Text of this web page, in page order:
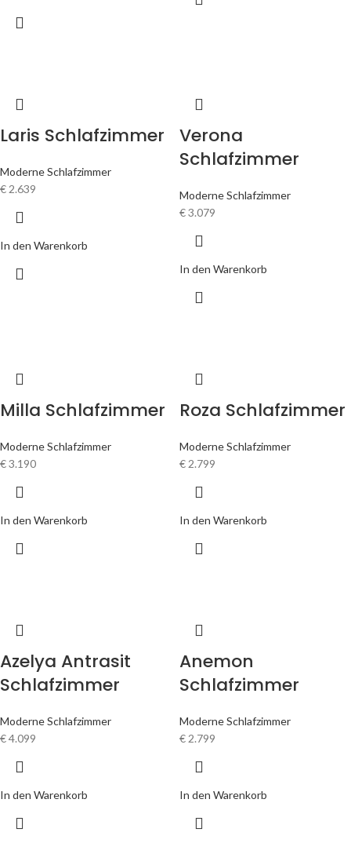
Laris Schlafzimmer
Moderne Schlafzimmer
€2.639
In den Warenkorb
Verona
Schlafzimmer
Moderne Schlafzimmer
€3.079
In den Warenkorb
Milla Schlafzimmer
Moderne Schlafzimmer
€3.190
In den Warenkorb
Roza Schlafzimmer
Moderne Schlafzimmer
€2.799
In den Warenkorb
Azelya Antrasit
Schlafzimmer
Moderne Schlafzimmer
€4.099
In den Warenkorb
Anemon
Schlafzimmer
Moderne Schlafzimmer
€2.799
In den Warenkorb